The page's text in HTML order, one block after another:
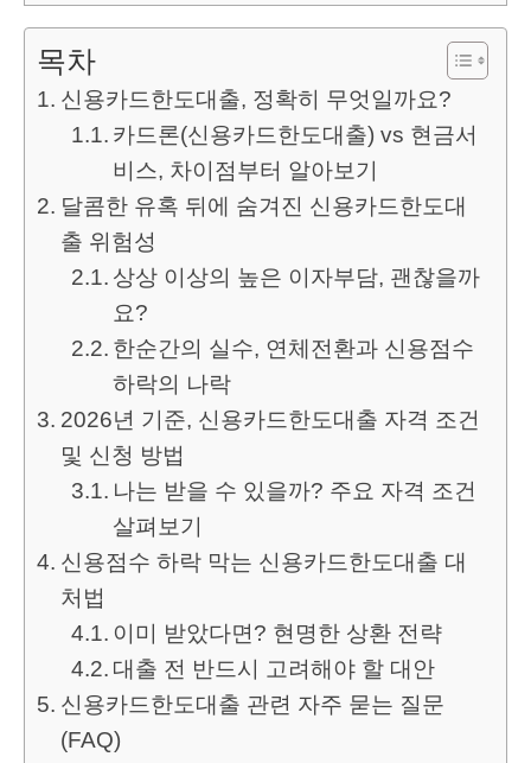
목차
신용카드한도대출, 정확히 무엇일까요?
카드론(신용카드한도대출) vs 현금서
비스, 차이점부터 알아보기
달콤한 유혹 뒤에 숨겨진 신용카드한도대
출 위험성
상상 이상의 높은 이자부담, 괜찮을까
요?
한순간의 실수, 연체전환과 신용점수
하락의 나락
2026년 기준, 신용카드한도대출 자격 조건
및 신청 방법
나는 받을 수 있을까? 주요 자격 조건
살펴보기
신용점수 하락 막는 신용카드한도대출 대
처법
이미 받았다면? 현명한 상환 전략
대출 전 반드시 고려해야 할 대안
신용카드한도대출 관련 자주 묻는 질문
(FAQ)